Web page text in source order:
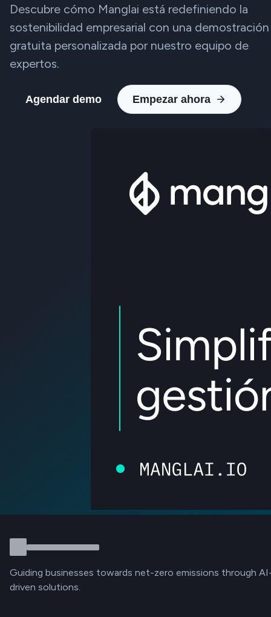
Descubre cómo Manglai está redefiniendo la
sostenibilidad empresarial con una demostración
gratuita personalizada por nuestro equipo de
expertos.
Agendar demo Empezar ahora
Guiding businesses towards net-zero emissions through
driven solutions.